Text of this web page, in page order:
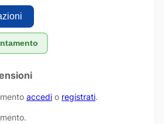
accedi o registrati.